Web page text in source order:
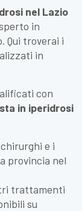
nel Lazio
in
Qui troverai i
in
con
in iperidrosi
e i
provincia nel
trattamenti
su